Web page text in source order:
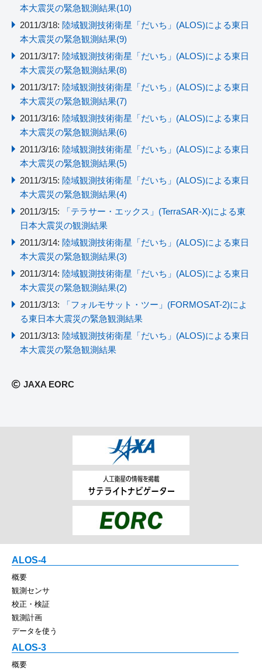
本大震災の緊急観測結果(10)
2011/3/18: 陸域観測技術衛星「だいち」(ALOS)による東日
本大震災の緊急観測結果(9)
2011/3/17: 陸域観測技術衛星「だいち」(ALOS)による東日
本大震災の緊急観測結果(8)
2011/3/17: 陸域観測技術衛星「だいち」(ALOS)による東日
本大震災の緊急観測結果(7)
2011/3/16: 陸域観測技術衛星「だいち」(ALOS)による東日
本大震災の緊急観測結果(6)
2011/3/16: 陸域観測技術衛星「だいち」(ALOS)による東日
本大震災の緊急観測結果(5)
2011/3/15: 陸域観測技術衛星「だいち」(ALOS)による東日
本大震災の緊急観測結果(4)
2011/3/15:
「テラサー・エックス」(TerraSAR-X)による東
日本大震災の観測結果
2011/3/14: 陸域観測技術衛星「だいち」(ALOS)による東日
本大震災の緊急観測結果(3)
2011/3/14: 陸域観測技術衛星「だいち」(ALOS)による東日
本大震災の緊急観測結果(2)
2011/3/13:
「フォルモサット・ツー」(FORMOSAT-2)によ
る東日本大震災の緊急観測結果
2011/3/13: 陸域観測技術衛星「だいち」(ALOS)による東日
本大震災の緊急観測結果
JAXA EORC
ALOS-4
概要
観測センサ
校正・検証
観測計画
データを使う
ALOS-3
概要